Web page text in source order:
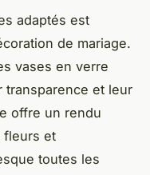
adaptés est
de mariage.
vases en verre
transparence et leur
offre un rendu
fleurs et
toutes les